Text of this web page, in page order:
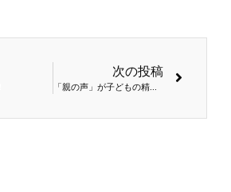
次の投稿
「親の声」が子どもの精神状態を落ち着かせる